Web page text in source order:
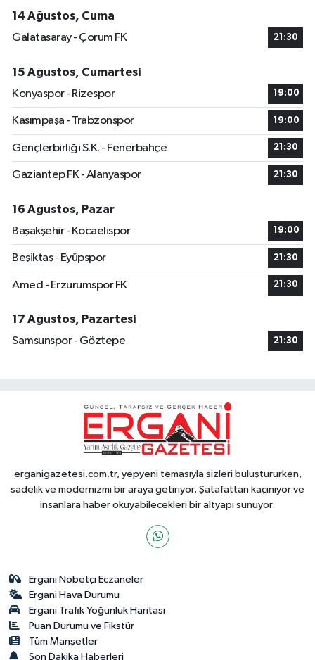
14 Ağustos, Cuma
Galatasaray - Çorum FK
21:30
15 Ağustos, Cumartesi
Konyaspor - Rizespor
19:00
Kasımpaşa - Trabzonspor 19:00
Gençlerbirliği S.K. - Fenerbahçe 21:30
Gaziantep FK - Alanyaspor 21:30
16 Ağustos, Pazar
Başakşehir - Kocaelispor
19:00
Beşiktaş - Eyüpspor 21:30
Amed - Erzurumspor FK 21:30
17 Ağustos, Pazartesi
Samsunspor - Göztepe
21:30
erganigazetesi.com.tr, yepyeni temasıyla sizleri buluştururken,
sadelik ve modernizmi bir araya getiriyor. Şatafattan kaçınıyor ve
insanlara haber okuyabilecekleri bir altyapı sunuyor.
Ergani Nöbetçi Eczaneler
Ergani Hava Durumu
Ergani Trafik Yoğunluk Haritası
Puan Durumu ve Fikstür
Tüm Manşetler
Son Dakika Haberleri